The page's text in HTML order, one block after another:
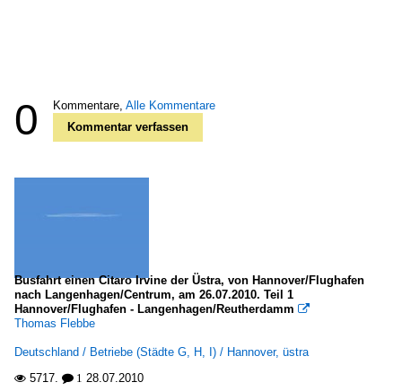
0 Kommentare, Alle Kommentare
Kommentar verfassen
Busfahrt einen Citaro Irvine der Üstra, von Hannover/Flughafen
nach Langenhagen/Centrum, am 26.07.2010. Teil 1
Hannover/Flughafen - Langenhagen/Reutherdamm 
Thomas Flebbe
Deutschland / Betriebe (Städte G, H, I) / Hannover, üstra
 5717.  1 28.07.2010